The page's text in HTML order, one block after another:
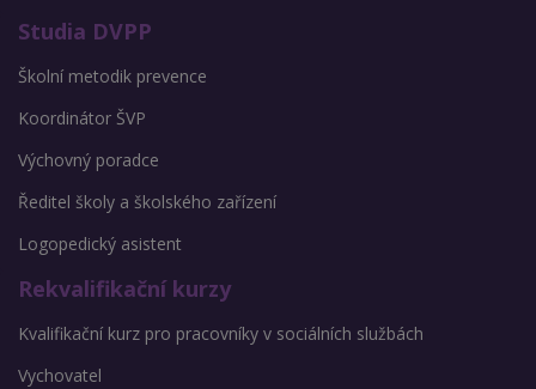
Studia DVPP
Školní metodik prevence
Koordinátor ŠVP
Výchovný poradce
Ředitel školy a školského zařízení
Logopedický asistent
Rekvalifikační kurzy
Kvalifikační kurz pro pracovníky v sociálních službách
Vychovatel